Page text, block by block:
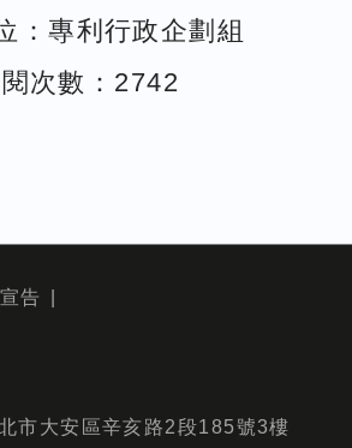
：專利行政企劃組
次數：2742
告
市大安區辛亥路2段185號3樓